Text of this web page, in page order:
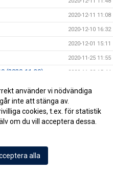
2020-12-11 11:08
2020-12-10 16:32
2020-12-01 15:11
2020-11-25 11:55
(2020-11-20) 2020-11-20 15:44
2020-11-20 11:31
2020-11-11 13:54
använder vi nödvändiga
inte att stänga av.
cookies, t.ex. för statistik
om du vill acceptera dessa.
alla